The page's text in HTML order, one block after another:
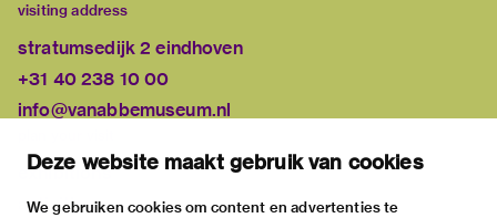
Deze website maakt gebruik van cookies
We gebruiken cookies om content en advertenties te
visiting address
stratumsedijk 2 eindhoven
+31 40 238 10 00
info@vanabbemuseum.nl
exhibitions
activities